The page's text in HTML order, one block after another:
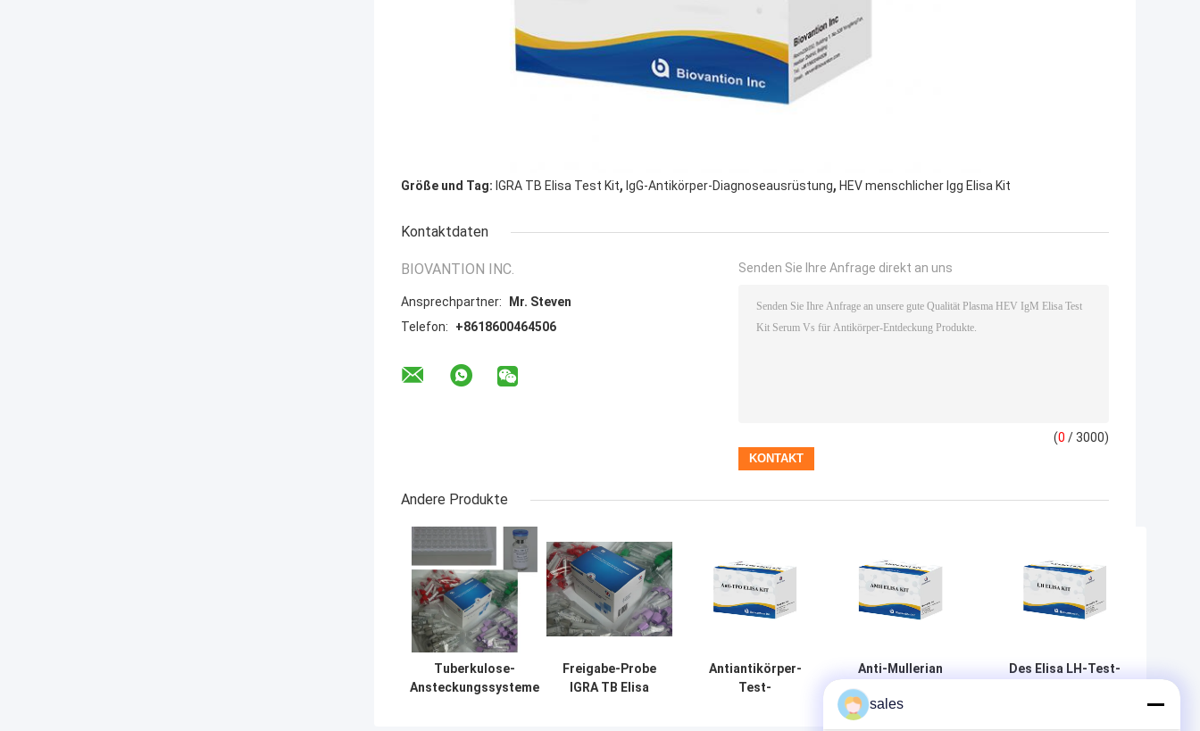
Größe und Tag: IGRA TB Elisa Test Kit, IgG-Antikörper-Diagnoseausrüstung, HEV menschlicher Igg Elisa Kit
Kontaktdaten
BIOVANTION INC.
Ansprechpartner:
Mr. Steven
Telefon:
+8618600464506
Senden Sie Ihre Anfrage direkt an uns
(0 / 3000)
Andere Produkte
Tuberkulose-
Ansteckungssysteme
Freigabe-Probe
IGRA TB Elisa
Antiantikörper-
Test-
Anti-Mullerian
Elisa Test Kit
BIOVANTION des
Des Elisa LH-Test-
sales